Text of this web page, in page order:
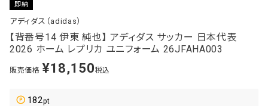
即納
アディダス（adidas）
【背番号14 伊東 純也】 アディダス サッカー 日本代表
2026 ホーム レプリカ ユニフォーム 26JFAHA003
販売価格 ¥18,150税込
182